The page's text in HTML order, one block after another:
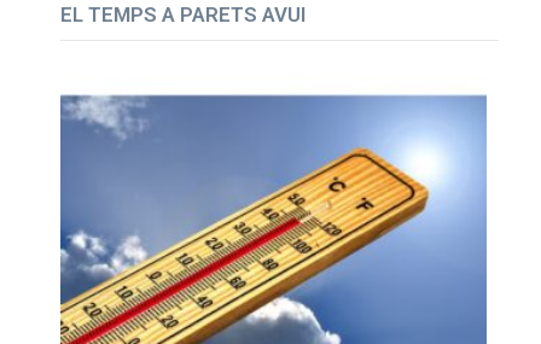
EL TEMPS A PARETS AVUI